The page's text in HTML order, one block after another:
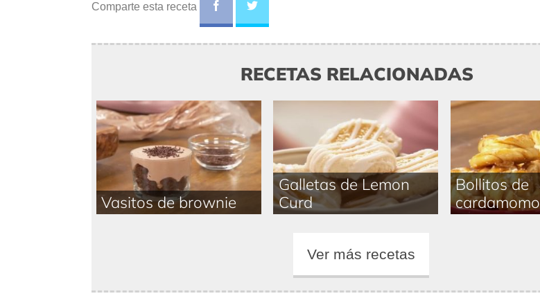
Comparte esta receta
RECETAS RELACIONADAS
Vasitos de brownie
Galletas de Lemon
Curd
Bollitos de
cardamomo
Ver más recetas